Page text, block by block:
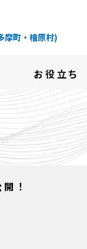
報サイト-
摩町・檜原村)
お役立ち
！